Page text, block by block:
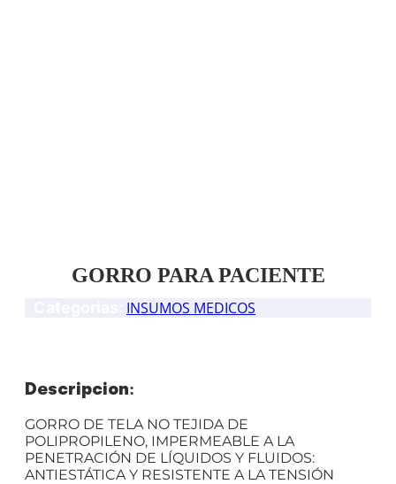
GORRO PARA PACIENTE
INSUMOS MEDICOS
Descripción:
GORRO DE TELA NO TEJIDA DE
POLIPROPILENO, IMPERMEABLE A LA
PENETRACIÓN DE LÍQUIDOS Y FLUIDOS:
ANTIESTÁTICA Y RESISTENTE A LA TENSIÓN